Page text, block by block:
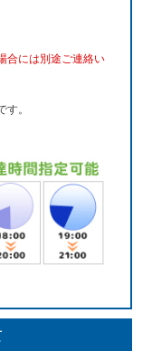
合には別途ご連絡い
。